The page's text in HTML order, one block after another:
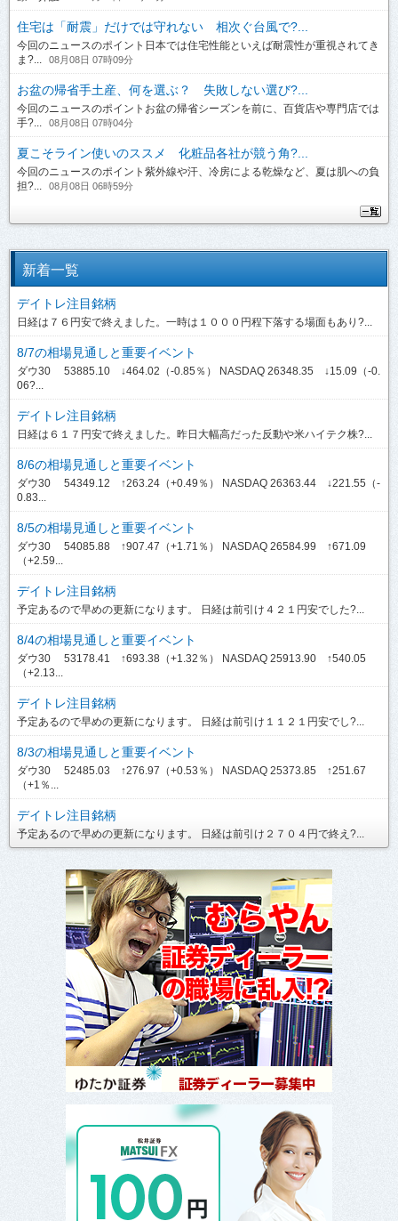
住宅は「耐震」だけでは守れない 相次ぐ台風で?...
今回のニュースのポイント日本では住宅性能といえば耐震性が重視されてき
ま?...
08月08日 07時09分
お盆の帰省手土産、何を選ぶ？ 失敗しない選び?...
今回のニュースのポイントお盆の帰省シーズンを前に、百貨店や専門店では
手?...
08月08日 07時04分
夏こそライン使いのススメ 化粧品各社が競う角?...
今回のニュースのポイント紫外線や汗、冷房による乾燥など、夏は肌への負
担?...
08月08日 06時59分
新着一覧
デイトレ注目銘柄
日経は７６円安で終えました。一時は１０００円程下落する場面もあり?...
8/7の相場見通しと重要イベント
ダウ30 53885.10 ↓464.02（-0.85％） NASDAQ 26348.35 ↓15.09（-0.
06?...
デイトレ注目銘柄
日経は６１７円安で終えました。昨日大幅高だった反動や米ハイテク株?...
8/6の相場見通しと重要イベント
ダウ30 54349.12 ↑263.24（+0.49％） NASDAQ 26363.44 ↓221.55（-
0.83...
8/5の相場見通しと重要イベント
ダウ30 54085.88 ↑907.47（+1.71％） NASDAQ 26584.99 ↑671.09
（+2.59...
デイトレ注目銘柄
予定あるので早めの更新になります。 日経は前引け４２１円安でした?...
8/4の相場見通しと重要イベント
ダウ30 53178.41 ↑693.38（+1.32％） NASDAQ 25913.90 ↑540.05
（+2.13...
デイトレ注目銘柄
予定あるので早めの更新になります。 日経は前引け１１２１円安でし?...
8/3の相場見通しと重要イベント
ダウ30 52485.03 ↑276.97（+0.53％） NASDAQ 25373.85 ↑251.67
（+1％...
デイトレ注目銘柄
予定あるので早めの更新になります。 日経は前引け２７０４円で終え?...